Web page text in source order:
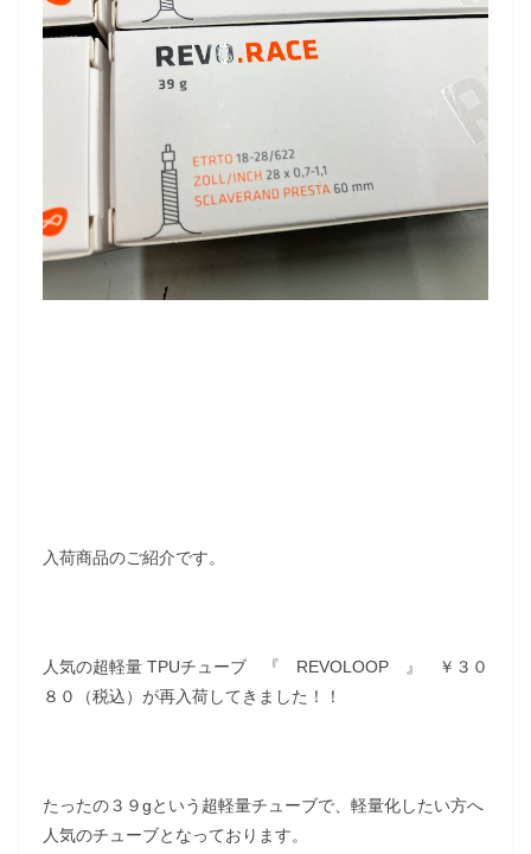
入荷商品のご紹介です。
人気の超軽量 TPUチューブ 『 REVOLOOP 』 ￥３０
８０（税込）が再入荷してきました！！
たったの３９gという超軽量チューブで、軽量化したい方へ
人気のチューブとなっております。